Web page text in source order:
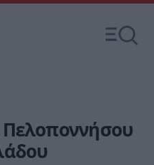
Πελοποννήσου